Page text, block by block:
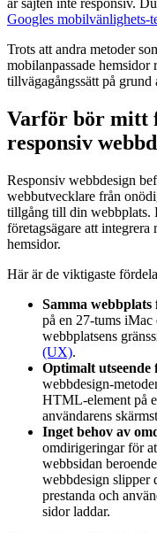
är sajten inte responsiv.
Googles mobilvänlighets-
Trots att andra metoder
mobilanpassade
tillvägagångssätt på
Varför bör mitt
responsiv
Responsiv webbdesign
webbutvecklare från
tillgång till din webbplats.
företagsägare att
hemsidor.
Här är de viktigaste
Samma
på en 27-tums iMac
webbplatsens
(UX).
Optimalt utseende
webbdesign-
HTML-element på
användarens
Inget behov av
omdirigeringar för
webbsidan
webbdesign slipper
prestanda och
sidor laddar.